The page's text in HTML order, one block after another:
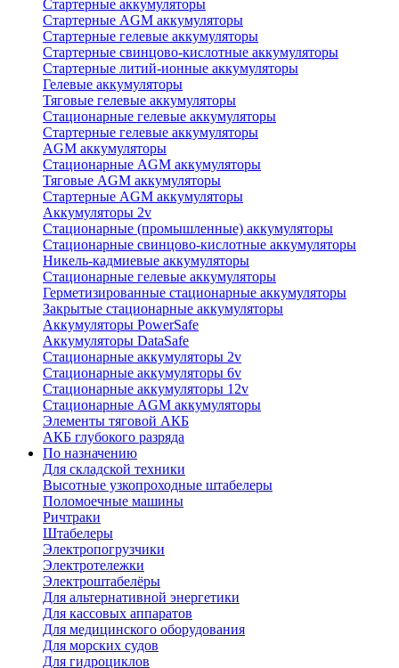
Стартерные аккумуляторы
Стартерные AGM аккумуляторы
Стартерные гелевые аккумуляторы
Стартерные свинцово-кислотные аккумуляторы
Стартерные литий-ионные аккумуляторы
Гелевые аккумуляторы
Тяговые гелевые аккумуляторы
Стационарные гелевые аккумуляторы
Стартерные гелевые аккумуляторы
AGM аккумуляторы
Стационарные AGM аккумуляторы
Тяговые AGM аккумуляторы
Стартерные AGM аккумуляторы
Аккумуляторы 2v
Стационарные (промышленные) аккумуляторы
Стационарные свинцово-кислотные аккумуляторы
Никель-кадмиевые аккумуляторы
Стационарные гелевые аккумуляторы
Герметизированные стационарные аккумуляторы
Закрытые стационарные аккумуляторы
Аккумуляторы PowerSafe
Аккумуляторы DataSafe
Стационарные аккумуляторы 2v
Стационарные аккумуляторы 6v
Стационарные аккумуляторы 12v
Стационарные AGM аккумуляторы
Элементы тяговой АКБ
АКБ глубокого разряда
По назначению
Для складской техники
Высотные узкопроходные штабелеры
Поломоечные машины
Ричтраки
Штабелеры
Электропогрузчики
Электротележки
Электроштабелёры
Для альтернативной энергетики
Для кассовых аппаратов
Для медицинского оборудования
Для морских судов
Для гидроциклов